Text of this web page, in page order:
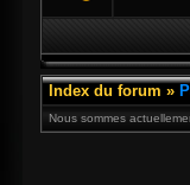
Index du forum »
Nous sommes